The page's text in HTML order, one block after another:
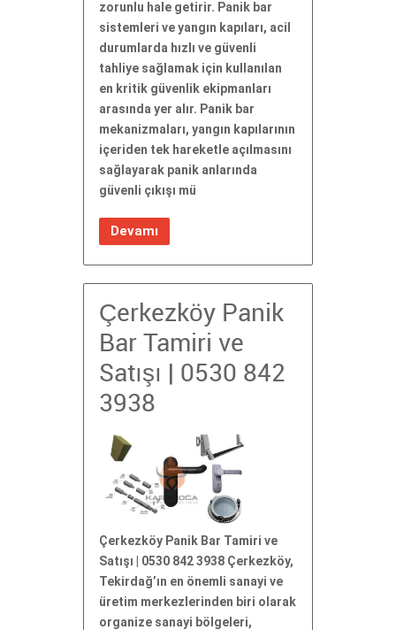
zorunlu hale getirir. Panik bar
sistemleri ve yangın kapıları, acil
durumlarda hızlı ve güvenli
tahliye sağlamak için kullanılan
en kritik güvenlik ekipmanları
arasında yer alır. Panik bar
mekanizmaları, yangın kapılarının
içeriden tek hareketle açılmasını
sağlayarak panik anlarında
güvenli çıkışı mü
Devamı
Çerkezköy Panik
Bar Tamiri ve
Satışı | 0530 842
3938
Çerkezköy Panik Bar Tamiri ve
Satışı | 0530 842 3938 Çerkezköy,
Tekirdağ’ın en önemli sanayi ve
üretim merkezlerinden biri olarak
organize sanayi bölgeleri,